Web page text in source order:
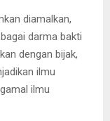
diamalkan,
darma bakti
dengan bijak,
ilmu
ilmu